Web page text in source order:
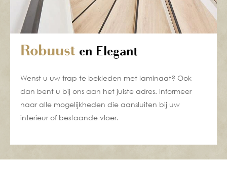
Robuust en Elegant
Wenst u uw trap te bekleden met laminaat? Ook
dan bent u bij ons aan het juiste adres. Informeer
naar alle mogelijkheden die aansluiten bij uw
interieur of bestaande vloer.